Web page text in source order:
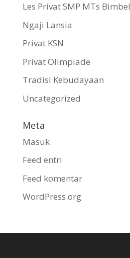
Les Privat SMP MTs Bimbel
Ngaji Lansia
Privat KSN
Privat Olimpiade
Tradisi Kebudayaan
Uncategorized
Meta
Masuk
Feed entri
Feed komentar
WordPress.org